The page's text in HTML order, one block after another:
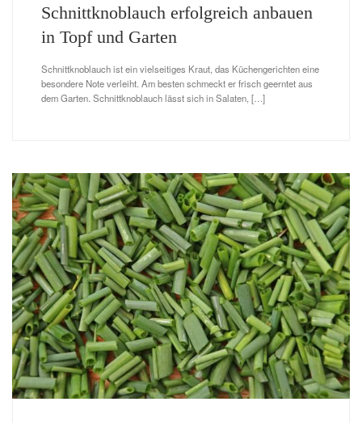
Schnittknoblauch erfolgreich anbauen
in Topf und Garten
Schnittknoblauch ist ein vielseitiges Kraut, das Küchengerichten eine
besondere Note verleiht. Am besten schmeckt er frisch geerntet aus
dem Garten. Schnittknoblauch lässt sich in Salaten, […]